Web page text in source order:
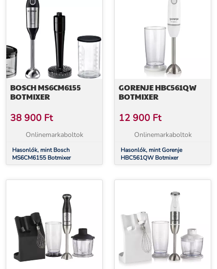
BOSCH MS6CM6155
BOTMIXER
38 900 Ft
Onlinemarkaboltok
Hasonlók, mint Bosch
MS6CM6155 Botmixer
GORENJE HBC561QW
BOTMIXER
12 900 Ft
Onlinemarkaboltok
Hasonlók, mint Gorenje
HBC561QW Botmixer